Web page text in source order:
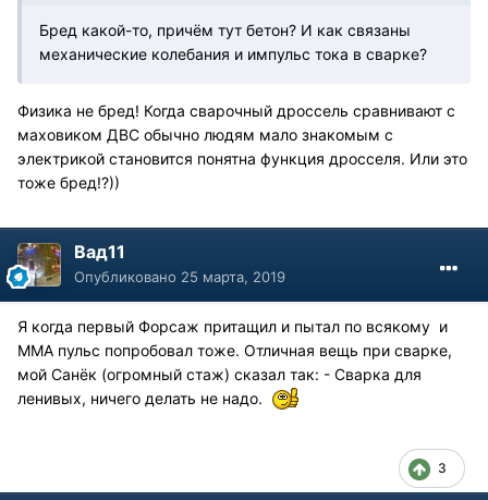
Бред какой-то, причём тут бетон? И как связаны
механические колебания и импульс тока в сварке?
Физика не бред! Когда сварочный дроссель сравнивают с
маховиком ДВС обычно людям мало знакомым с
электрикой становится понятна функция дросселя. Или это
тоже бред!?))
Вад11
Опубликовано 25 марта, 2019
Я когда первый Форсаж притащил и пытал по всякому и
ММА пульс попробовал тоже. Отличная вещь при сварке,
мой Санёк (огромный стаж) сказал так: - Сварка для
ленивых, ничего делать не надо.
3